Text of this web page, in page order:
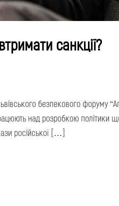
санкції?
безпекового форуму
над розробкою політики
російської […]